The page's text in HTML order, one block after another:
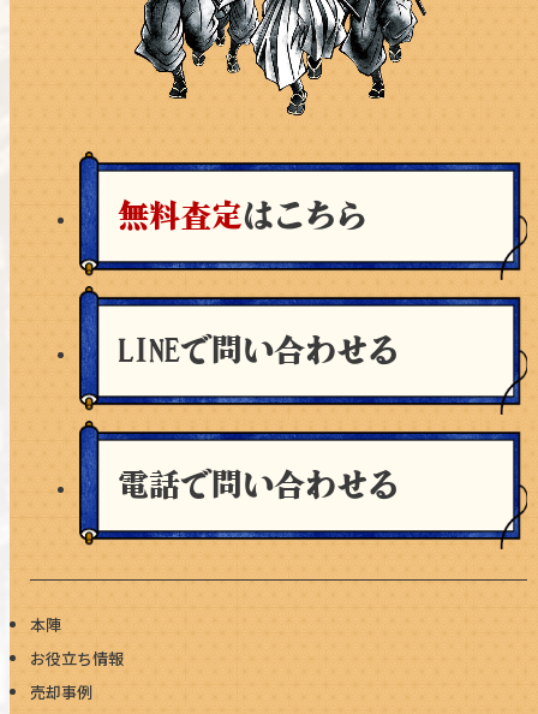
無料査定はこちら
LINEで問い合わせる
電話で問い合わせる
本陣
お役立ち情報
売却事例